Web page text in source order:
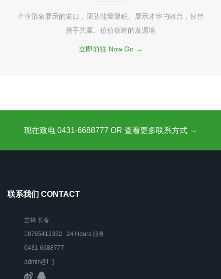
企业形象展示的窗口，团队能量聚积、展示才华的舞台，伙伴
携手共赢、价值创造的发源地
立即前往 Now Go →
现在致电 0431-6688777 OR 查看更多联系方式 →
联系我们 CONTACT
吉林 长春
18765412332 24 Hours 服务
0431-6688777
admin@l--]